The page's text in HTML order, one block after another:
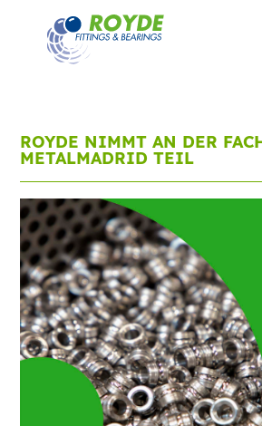
ROYDE NIMMT AN DER
METALMADRID TEIL